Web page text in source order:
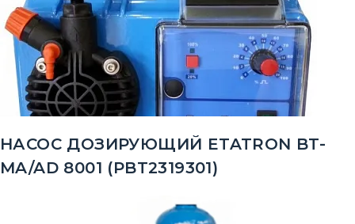
НАСОС ДОЗИРУЮЩИЙ ETATRON BT-
MA/AD 8001 (PBT2319301)